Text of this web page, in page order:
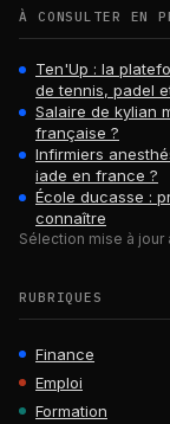
À CONSULTER EN
Ten'Up : la
de tennis, padel
Salaire de kylian
française ?
Infirmiers
iade en france ?
École ducasse :
connaître
Sélection mise à
RUBRIQUES
Finance
Emploi
Formation